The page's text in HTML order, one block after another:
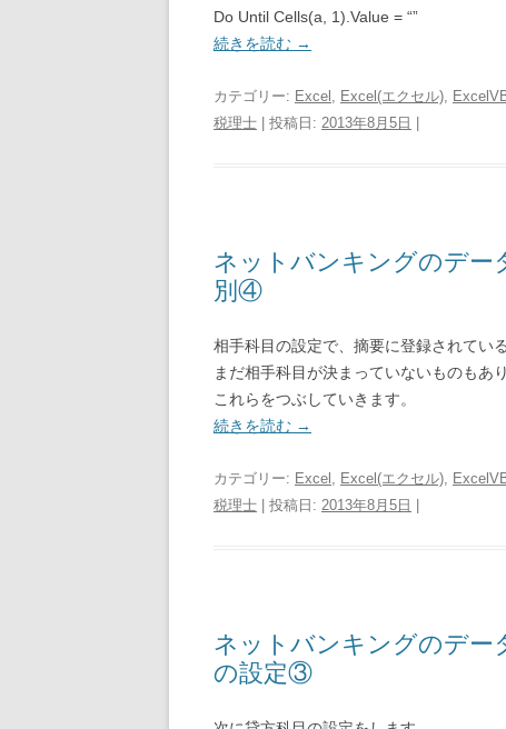
Do Until Cells(a, 1).Value = “”
続きを読む →
カテゴリー: Excel , Excel(エクセル),
税理士 | 投稿日: 2013年8月5日
ネットバンキングのデー
別④
相手科目の設定で、摘要に登録されてい
まだ相手科目が決まっていないものもあり
これらをつぶしていきます。
続きを読む →
カテゴリー: Excel , Excel(エクセル),
税理士 | 投稿日: 2013年8月5日
ネットバンキングのデー
の設定③